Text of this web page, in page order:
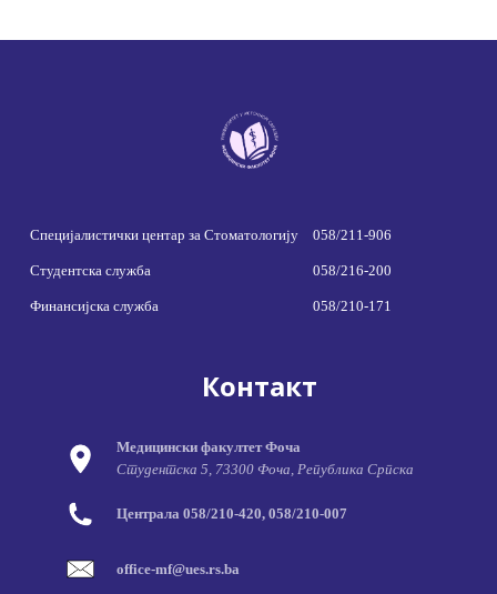
Специјалистички центар за Стоматологију 058/211-906
Студентска служба 058/216-200
Финансијска служба 058/210-171
Контакт
Медицински факултет Фоча
Студентска 5, 73300 Фоча, Република Српска
Централа 058/210-420, 058/210-007
office-mf@ues.rs.ba